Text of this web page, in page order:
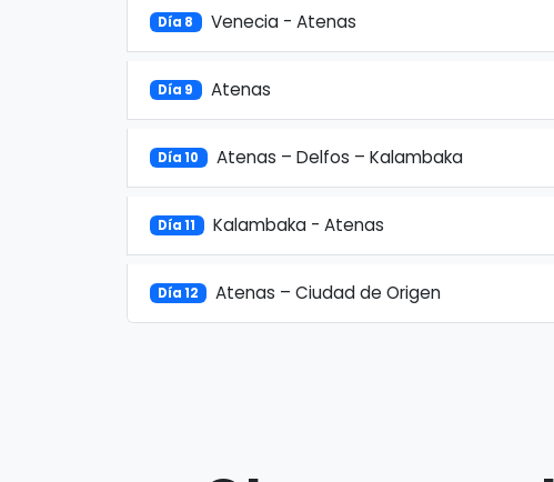
Día 8 Venecia - Atenas
Día 9 Atenas
Día 10 Atenas – Delfos – Kalambaka
Día 11 Kalambaka - Atenas
Día 12 Atenas – Ciudad de Origen